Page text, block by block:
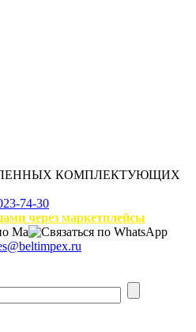
КОМПЛЕКТУЮЩИХ
74-30
через маркетплейсы